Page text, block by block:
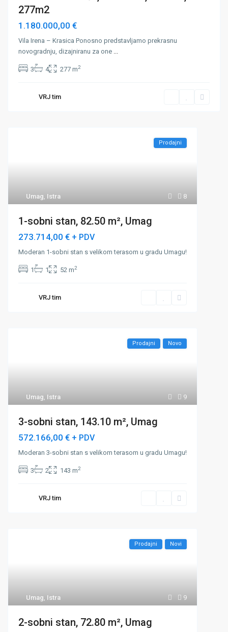
277m2
1.180.000,00 €
Vila Irena – Krasica Ponosno predstavljamo prekrasnu
novogradnju, dizajniranu za one ...
3 4 277 m2
VRJ tim
8
Umag, Istra
Prodajni
1-sobni stan, 82.50 m², Umag
273.714,00 € + PDV
Moderan 1-sobni stan s velikom terasom u gradu Umagu!
1 1 52 m2
VRJ tim
9
Umag, Istra
Prodajni Novo
3-sobni stan, 143.10 m², Umag
572.166,00 € + PDV
Moderan 3-sobni stan s velikom terasom u gradu Umagu!
3 2 143 m2
VRJ tim
9
Umag, Istra
Prodajni Novi
2-sobni stan, 72.80 m², Umag